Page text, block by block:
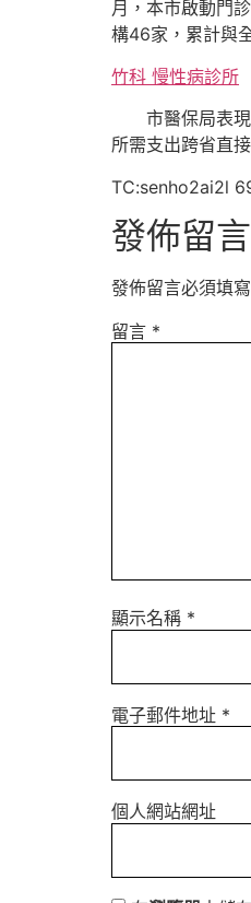
月，本市啟動門
構46家，累計與
竹科 慢性病診所
市醫保局表
所需支出跨省直
TC:senho2ai2l
發佈留言
發佈留言必須填
留言 *
顯示名稱 *
電子郵件地址 *
個人網站網址